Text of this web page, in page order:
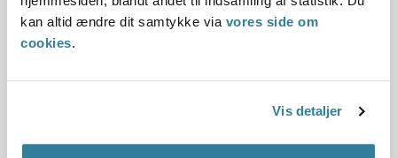
kan altid ændre dit samtykke via vores side om
cookies.
Vis detaljer
temadage. Der er ingen stikord på denne oversigt; dog
er der suppleret med en oversigt over relevante
artikler inden for flere områder på
Oversigterne omfatter gældende praksis pr. 30.